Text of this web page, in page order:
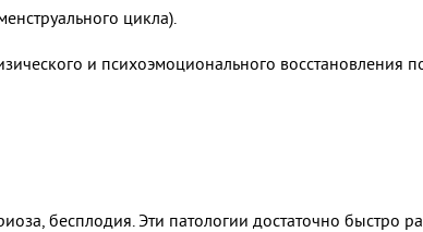
цикла).
и психоэмоционального восстановления
бесплодия. Эти патологии достаточно быстро